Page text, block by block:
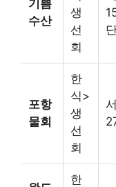
기쁨
수산
생
선
회
포항
물회
한
식>
생
선
회
한